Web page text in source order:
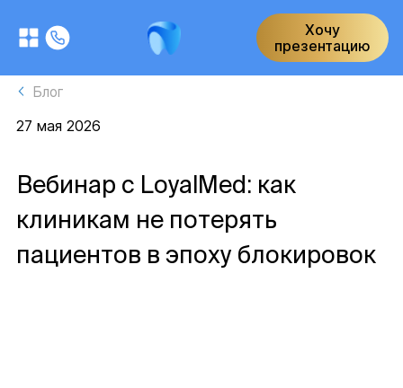
Хочу
презентацию
Блог
27 мая 2026
Вебинар с LoyalMed: как
клиникам не потерять
пациентов в эпоху блокировок